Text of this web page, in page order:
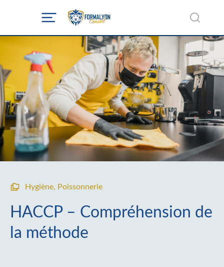
Hygiène, Poissonnerie
HACCP – Compréhension de
la méthode